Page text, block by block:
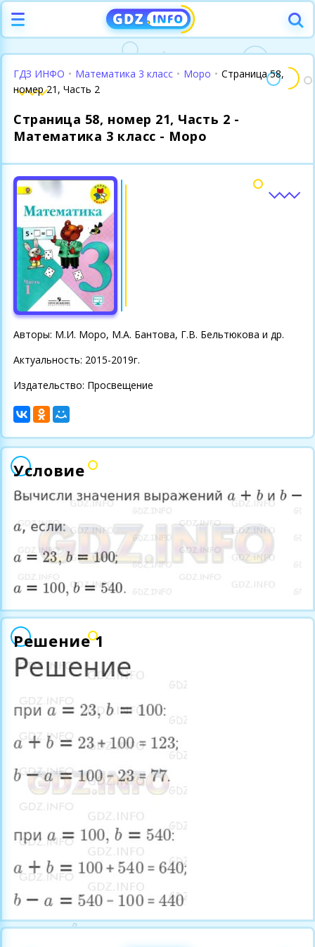
ГДЗ ИНФО • Математика 3 класс • Моро • Страница 58,
номер 21, Часть 2
Страница 58, номер 21, Часть 2 -
Математика 3 класс - Моро
Авторы: М.И. Моро, М.А. Бантова, Г.В. Бельтюкова и др.
Актуальность: 2015-2019г.
Издательство: Просвещение
Условие
Решение 1